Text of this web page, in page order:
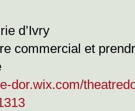
d’Ivry
commercial et
dor.wix.com/